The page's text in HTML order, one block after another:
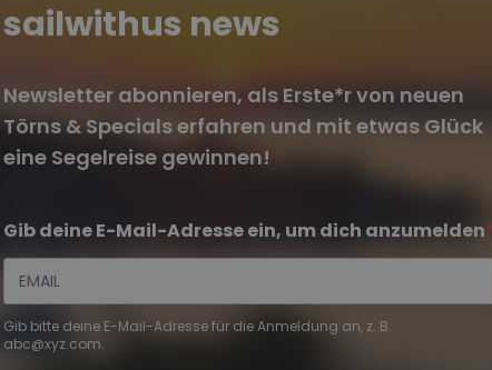
sailwithus news
Newsletter abonnieren, als Erste*r von neuen
Törns & Specials erfahren und mit etwas Glück
eine Segelreise gewinnen!
Gib deine E-Mail-Adresse ein, um dich anzumelden
Gib bitte deine E-Mail-Adresse für die Anmeldung an, z. B.
abc@xyz.com.